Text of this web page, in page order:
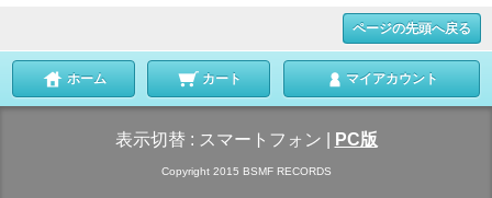
ページの先頭へ戻る
ホーム カート マイアカウント
表示切替 : スマートフォン PC版
Copyright 2015 BSMF RECORDS